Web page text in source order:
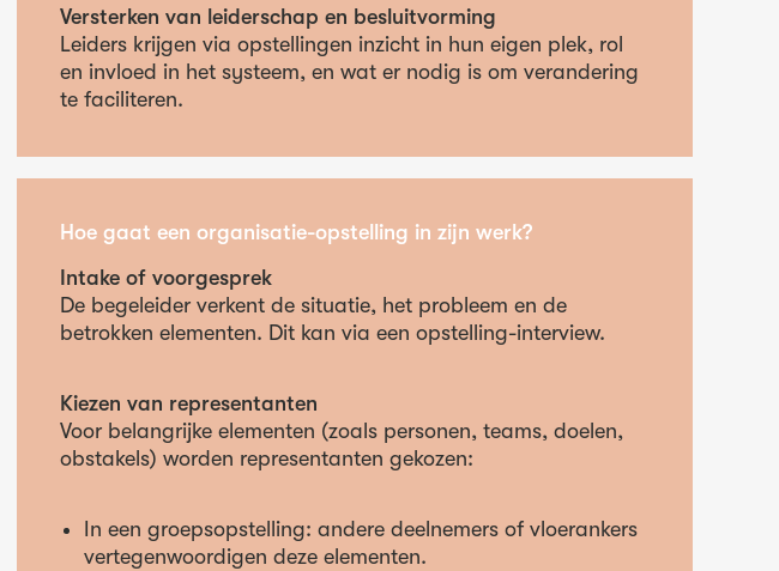
Versterken van leiderschap en besluitvorming
Leiders krijgen via opstellingen inzicht in hun eigen plek, rol
en invloed in het systeem, en wat er nodig is om verandering
te faciliteren.
Hoe gaat een organisatie-opstelling in zijn werk?
Intake of voorgesprek
De begeleider verkent de situatie, het probleem en de
betrokken elementen. Dit kan via een opstelling-interview.
Kiezen van representanten
Voor belangrijke elementen (zoals personen, teams, doelen,
obstakels) worden representanten gekozen:
In een groepsopstelling: andere deelnemers of vloerankers
vertegenwoordigen deze elementen.